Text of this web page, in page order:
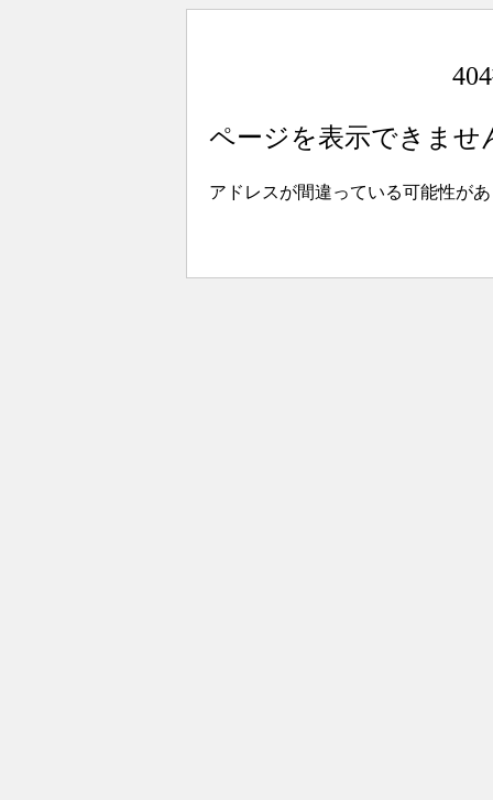
ページを表示できませ
アドレスが間違っている可能性が